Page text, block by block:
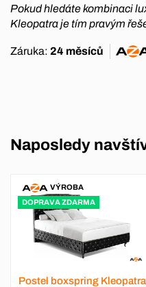
Pokud hledáte kombinaci
Kleopatra je tím pravým
Záruka: 24 měsíců
Naposledy
VÝROBA
DOPRAVA ZDARMA
Postel boxspring Kleopatra